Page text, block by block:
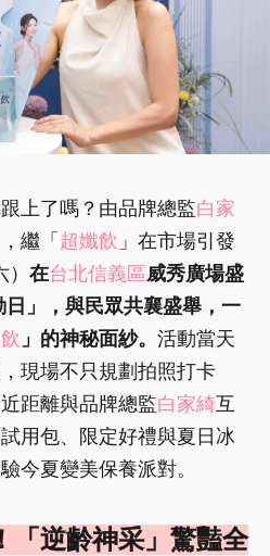
上了嗎？由品牌總監白家
繼「超孅飲 」在市場引發
在台北信義區威秀廣場盛
日」，與民眾共襄盛舉，一
」的神秘面紗。 活動當天
現場不只規劃拍照打卡
距離與品牌總監白家綺互
用包、限定好禮與夏日冰
今夏變美保養派對。
「逆齡神采」驚豔全